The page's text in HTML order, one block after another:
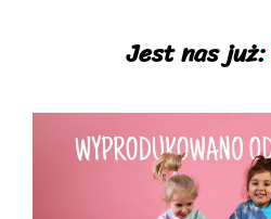
Jest nas już: